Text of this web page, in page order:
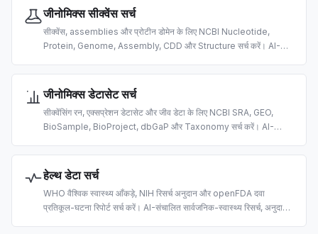
जीनोमिक्स सीक्वेंस सर्च
सीक्वेंस, assemblies और प्रोटीन डोमेन के लिए NCBI Nucleotide,
Protein, Genome, Assembly, CDD और Structure सर्च करें। AI-
जीनोमिक्स डेटासेट सर्च
सीक्वेंसिंग रन, एक्सप्रेशन डेटासेट और जीव डेटा के लिए NCBI SRA, GEO,
BioSample, BioProject, dbGaP और Taxonomy सर्च करें। AI-
हेल्थ डेटा सर्च
WHO वैश्विक स्वास्थ्य आँकड़े, NIH रिसर्च अनुदान और openFDA दवा
प्रतिकूल-घटना रिपोर्ट सर्च करें। AI-संचालित सार्वजनिक-स्वास्थ्य रिसर्च, अनुदान